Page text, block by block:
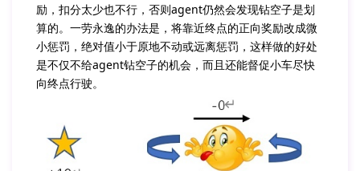
励，扣分太少也不行，否则agent仍然会发现钻空子是划
算的。一劳永逸的办法是，将靠近终点的正向奖励改成微
小惩罚，绝对值小于原地不动或远离惩罚，这样做的好处
是不仅不给agent钻空子的机会，而且还能督促小车尽快
向终点行驶。